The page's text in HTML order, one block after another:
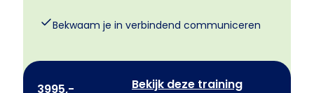
Bekwaam je in verbindend communiceren
3995,-
Bekijk deze training